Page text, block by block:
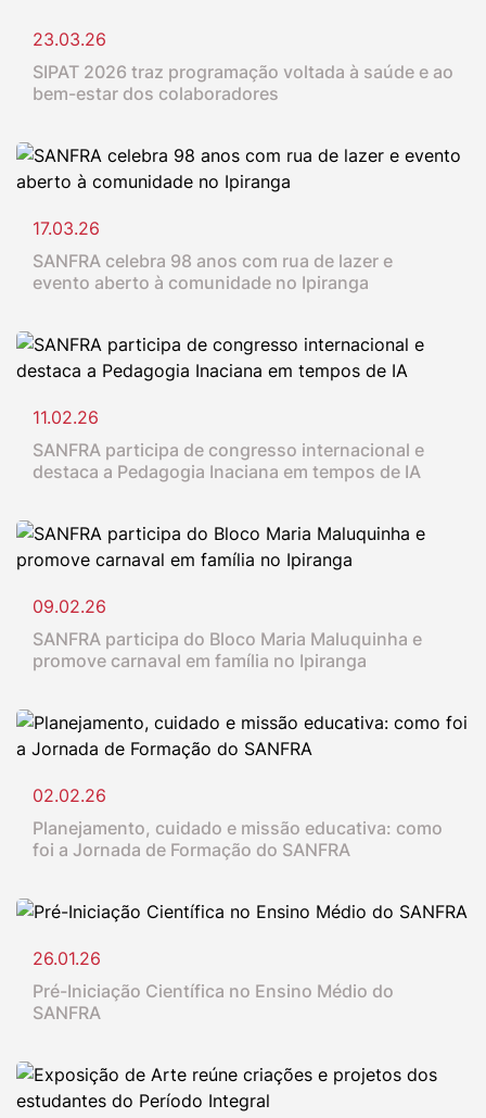
23.03.26
SIPAT 2026 traz programação voltada à saúde e ao
bem-estar dos colaboradores
17.03.26
SANFRA celebra 98 anos com rua de lazer e
evento aberto à comunidade no Ipiranga
11.02.26
SANFRA participa de congresso internacional e
destaca a Pedagogia Inaciana em tempos de IA
09.02.26
SANFRA participa do Bloco Maria Maluquinha e
promove carnaval em família no Ipiranga
02.02.26
Planejamento, cuidado e missão educativa: como
foi a Jornada de Formação do SANFRA
26.01.26
Pré-Iniciação Científica no Ensino Médio do
SANFRA